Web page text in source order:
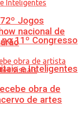
11º Congresso
e Inteligentes
Jogos
nacional de
obra de
de artes